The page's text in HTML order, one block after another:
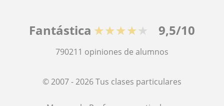
Fantástica ★★★★★ 9,5/10
790211 opiniones de alumnos
© 2007 - 2026 Tus clases particulares